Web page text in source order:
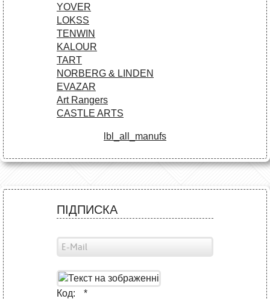
YOVER
LOKSS
TENWIN
KALOUR
TART
NORBERG & LINDEN
EVAZAR
Art Rangers
CASTLE ARTS
lbl_all_manufs
ПІДПИСКА
Код: *